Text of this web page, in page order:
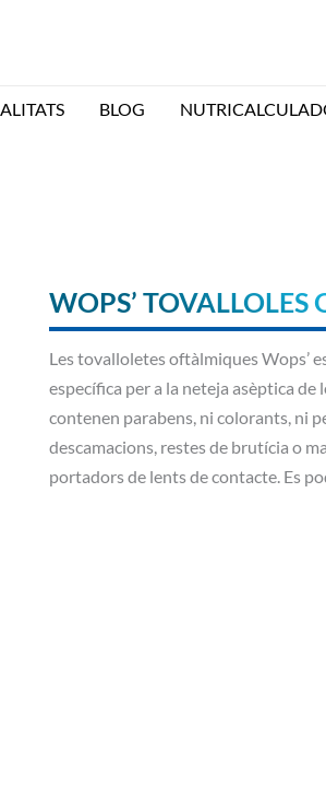
BLOG
WOPS’ TOVALLOLES
Les tovalloletes oftàlmiques Wops’
específica per a la neteja asèptica
contenen parabens, ni colorants, ni
descamacions, restes de brutícia o
portadors de lents de contacte. Es